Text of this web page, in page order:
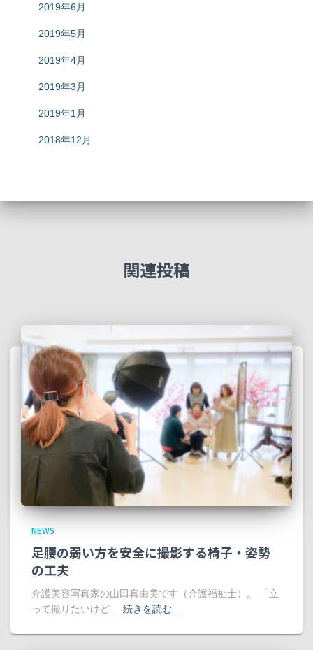
2019年6月
2019年5月
2019年4月
2019年3月
2019年1月
2018年12月
関連投稿
NEWS
足腰の弱い方を安全に撮影する椅子・姿勢
の工夫
介護美容写真家の山田真由美です（介護福祉士）。 「立
って撮りたいけど、
続きを読む…